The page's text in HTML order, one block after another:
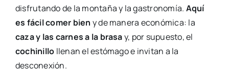
disfrutando de la montaña y la gastronomía. Aquí
es fácil comer bien y de manera económica: la
caza y las carnes a la brasay, por supuesto, el
cochinillo llenan el estómago e invitan a la
desconexión.